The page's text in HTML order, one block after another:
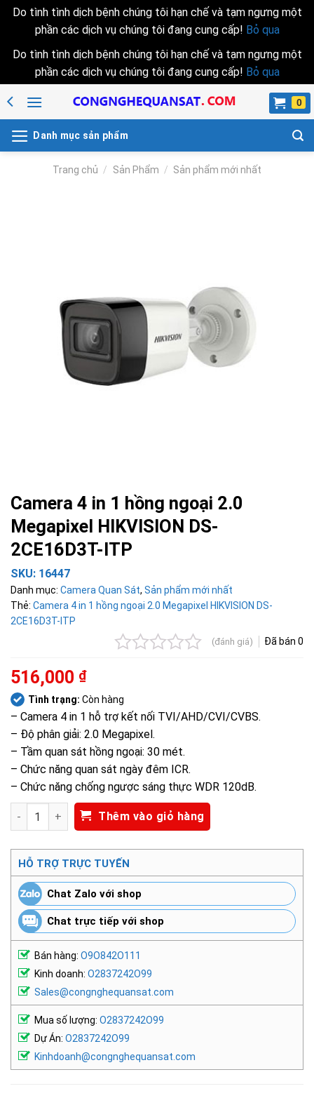
Do tình tình dịch bệnh chúng tôi hạn chế và tạm ngưng một
phần các dịch vụ chúng tôi đang cung cấp! Bỏ qua
Do tình tình dịch bệnh chúng tôi hạn chế và tạm ngưng một
phần các dịch vụ chúng tôi đang cung cấp! Bỏ qua
to
content
Danh mục sản phẩm
Trang chủ / Sản Phẩm / Sản phẩm mới nhất
Camera 4 in 1 hồng ngoại 2.0
Megapixel HIKVISION DS-
2CE16D3T-ITP
SKU: 16447
Danh mục: Camera Quan Sát, Sản phẩm mới nhất
Thẻ: Camera 4 in 1 hồng ngoại 2.0 Megapixel HIKVISION DS-
2CE16D3T-ITP
hạng
0.0
5
sao
(đánh giá) Đã bán 0
516,000 ₫
Tình trạng: Còn hàng
– Camera 4 in 1 hỗ trợ kết nối TVI/AHD/CVI/CVBS.
– Độ phân giải: 2.0 Megapixel.
– Tầm quan sát hồng ngoại: 30 mét.
– Chức năng quan sát ngày đêm ICR.
– Chức năng chống ngược sáng thực WDR 120dB.
Camera 4 in 1 hồng ngoại 2.0 Megapixel HIKVISION DS-
Thêm vào giỏ hàng
HỖ TRỢ TRỰC TUYẾN
Chat Zalo với shop
Chat trực tiếp với shop
Bán hàng: O9O842O111
Kinh doanh: O2837242O99
Sales@congnghequansat.com
Mua số lượng: O2837242O99
Dự Án: O2837242O99
Kinhdoanh@congnghequansat.com